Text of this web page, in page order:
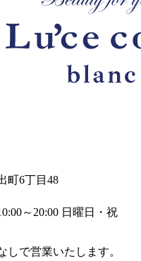
町6丁目48
～20:00 日曜日・祝
しで営業いたします。